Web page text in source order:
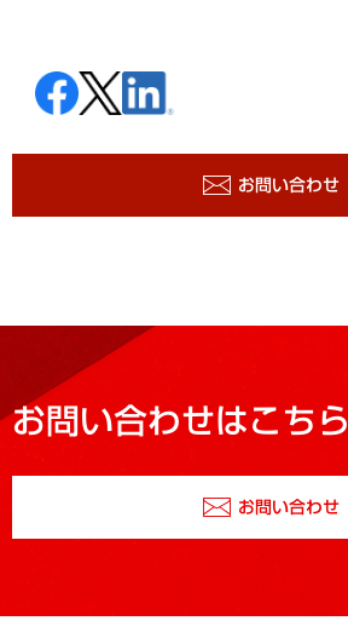
お問い合わせ
お問い合わせはこちら
お問い合わせ